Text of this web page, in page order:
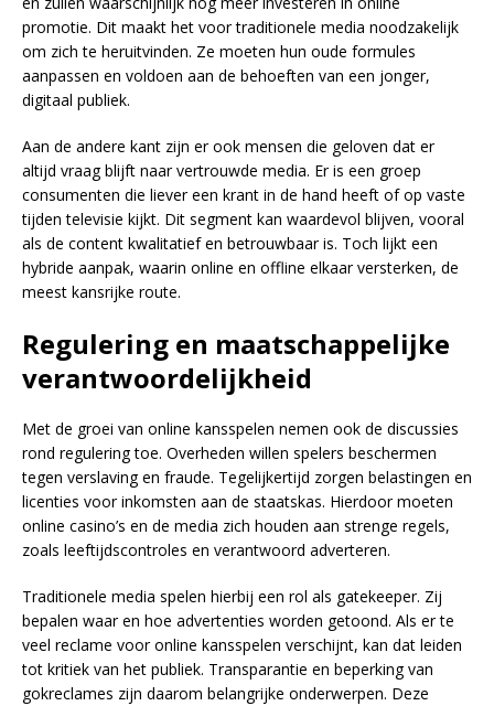
promotie. Dit maakt het voor traditionele media noodzakelijk
om zich te heruitvinden. Ze moeten hun oude formules
aanpassen en voldoen aan de behoeften van een jonger,
digitaal publiek.
Aan de andere kant zijn er ook mensen die geloven dat er
altijd vraag blijft naar vertrouwde media. Er is een groep
consumenten die liever een krant in de hand heeft of op vaste
tijden televisie kijkt. Dit segment kan waardevol blijven, vooral
als de content kwalitatief en betrouwbaar is. Toch lijkt een
hybride aanpak, waarin online en offline elkaar versterken, de
meest kansrijke route.
Regulering en maatschappelijke
verantwoordelijkheid
Met de groei van online kansspelen nemen ook de discussies
rond regulering toe. Overheden willen spelers beschermen
tegen verslaving en fraude. Tegelijkertijd zorgen belastingen en
licenties voor inkomsten aan de staatskas. Hierdoor moeten
online casino’s en de media zich houden aan strenge regels,
zoals leeftijdscontroles en verantwoord adverteren.
Traditionele media spelen hierbij een rol als gatekeeper. Zij
bepalen waar en hoe advertenties worden getoond. Als er te
veel reclame voor online kansspelen verschijnt, kan dat leiden
tot kritiek van het publiek. Transparantie en beperking van
gokreclames zijn daarom belangrijke onderwerpen. Deze